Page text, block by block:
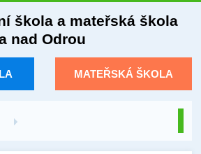
škola a mateřská škola
nad Odrou
MATEŘSKÁ ŠKOLA